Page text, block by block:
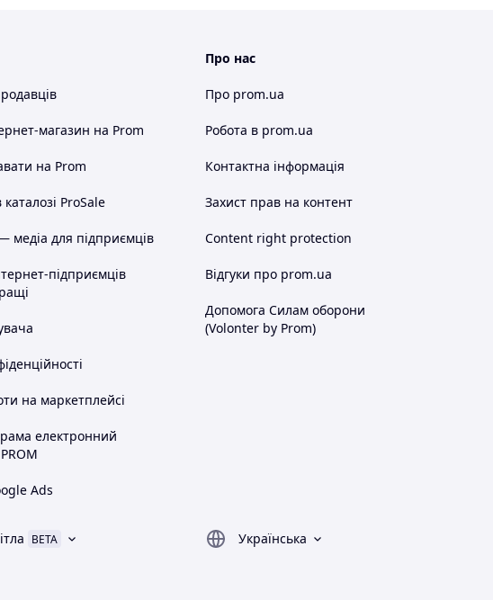
магазин на Prom
на Prom
ProSale
медіа для підприємців
підприємців
на маркетплейсі
електронний
Ads
Про нас
Про prom.ua
Робота в prom.ua
Контактна інформація
Захист прав на контент
Content right protection
Відгуки про prom.ua
Допомога Силам оборони
(Volonter by Prom)
BETA
Українська